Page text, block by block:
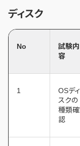
ディスク
No
試験内
容
1
OSディ
スクの
種類確
認